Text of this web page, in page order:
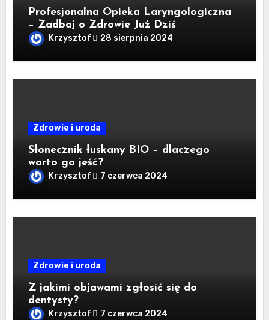
Profesjonalna Opieka Laryngologiczna
– Zadbaj o Zdrowie Już Dziś
Krzysztof 28 sierpnia 2024
Zdrowie i uroda
Słonecznik łuskany BIO – dlaczego
warto go jeść?
Krzysztof 7 czerwca 2024
Zdrowie i uroda
Z jakimi objawami zgłosić się do
dentysty?
Krzysztof 7 czerwca 2024